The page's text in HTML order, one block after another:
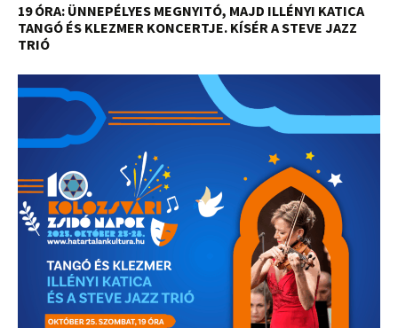
19 ÓRA: ÜNNEPÉLYES MEGNYITÓ, MAJD ILLÉNYI KATICA
TANGÓ ÉS KLEZMER KONCERTJE. KÍSÉR A STEVE JAZZ
TRIÓ